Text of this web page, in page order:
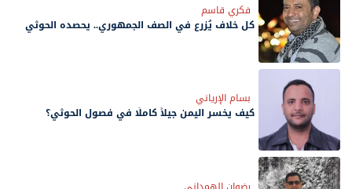
فكري قاسم
كل خلاف يُزرع في الصف الجمهوري.. يحصده الحوثي
بسام الإرياني
كيف يخسر اليمن جيلاً كاملًا في فصول الحوثي؟